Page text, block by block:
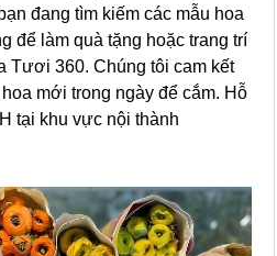
đang tìm kiếm các mẫu hoa
để làm quà tặng hoặc trang trí
Tươi 360. Chúng tôi cam kết
mới trong ngày để cắm. Hỗ
tại khu vực nội thành